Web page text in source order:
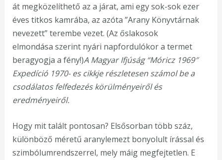
át megközelíthető az a járat, ami egy sok-sok ezer
éves titkos kamrába, az azóta ”Arany Könyvtárnak
nevezett” terembe vezet. (Az őslakosok
elmondása szerint nyári napfordulókor a termet
beragyogja a fény!)A Magyar Ifjúság “Móricz 1969″
Expedíció 1970- es cikkje részletesen számol be a
csodálatos felfedezés körülményeiről és
eredményeiről.
Hogy mit talált pontosan? Elsősorban több száz,
különböző méretű aranylemezt bonyolult írással és
szimbólumrendszerrel, mely máig megfejtetlen. E